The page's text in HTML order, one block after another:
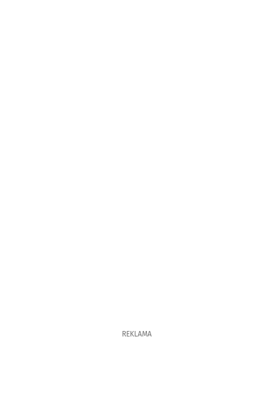
REKLAMA